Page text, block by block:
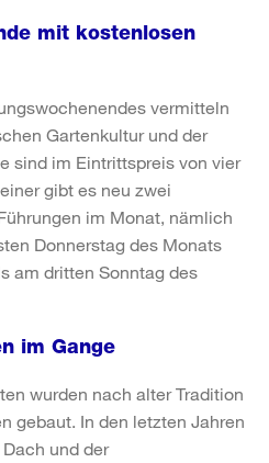
mit kostenlosen
vermitteln
Gartenkultur und der
sind im Eintrittspreis von vier
gibt es neu zwei
im Monat, nämlich
Donnerstag des Monats
am dritten Sonntag des
im Gange
wurden nach alter Tradition
gebaut. In den letzten Jahren
und der